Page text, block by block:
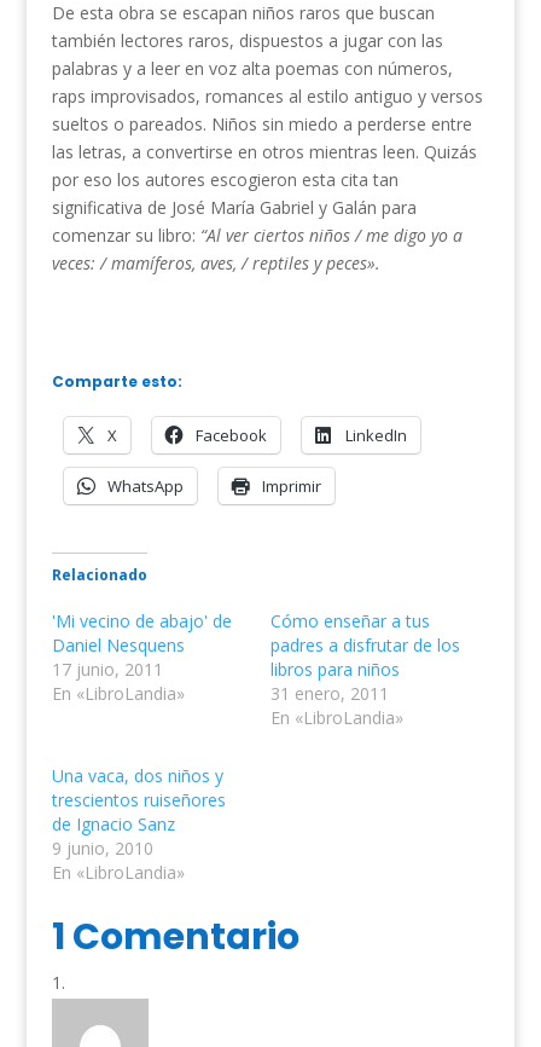
De esta obra se escapan niños raros que buscan
también lectores raros, dispuestos a jugar con las
palabras y a leer en voz alta poemas con números,
raps improvisados, romances al estilo antiguo y versos
sueltos o pareados. Niños sin miedo a perderse entre
las letras, a convertirse en otros mientras leen. Quizás
por eso los autores escogieron esta cita tan
significativa de José María Gabriel y Galán para
comenzar su libro: “Al ver ciertos niños / me digo yo a
veces: / mamíferos, aves, / reptiles y peces».
Comparte esto:
X Facebook LinkedIn
WhatsApp Imprimir
Relacionado
'Mi vecino de abajo' de
Daniel Nesquens
17 junio, 2011
En «LibroLandia»
Cómo enseñar a tus
padres a disfrutar de los
libros para niños
31 enero, 2011
En «LibroLandia»
Una vaca, dos niños y
trescientos ruiseñores
de Ignacio Sanz
9 junio, 2010
En «LibroLandia»
1 Comentario